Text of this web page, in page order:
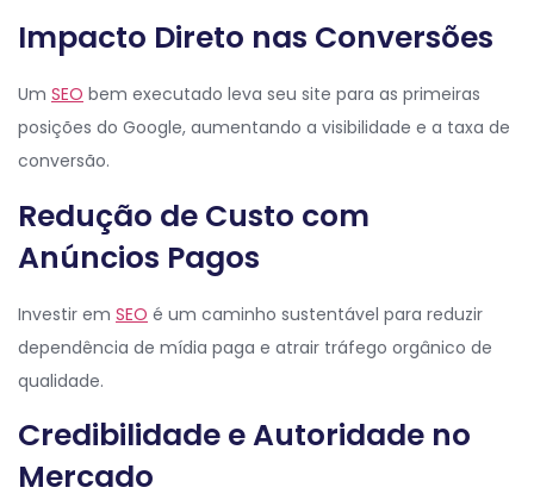
Impacto Direto nas Conversões
Um SEO bem executado leva seu site para as primeiras
posições do Google, aumentando a visibilidade e a taxa de
conversão.
Redução de Custo com
Anúncios Pagos
Investir em SEO é um caminho sustentável para reduzir
dependência de mídia paga e atrair tráfego orgânico de
qualidade.
Credibilidade e Autoridade no
Mercado